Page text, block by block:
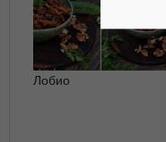
Лобио